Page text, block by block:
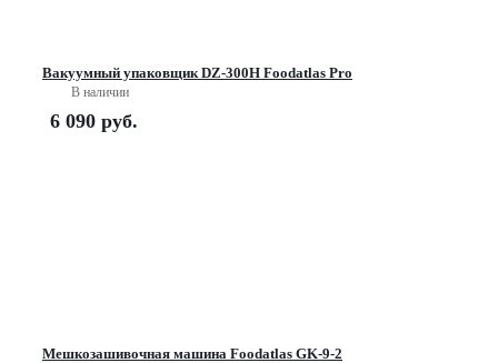
Вакуумный упаковщик DZ-300Н Foodatlas Pro
В наличии
6 090 руб.
Мешкозашивочная машина Foodatlas GK-9-2